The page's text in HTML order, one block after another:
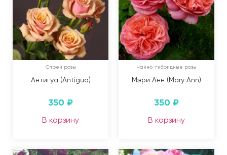
Спрей розы
Антигуа (Antigua)
350 ₽
В корзину
Чайно-гибридные розы
Мэри Анн (Mary Ann)
350 ₽
В корзину